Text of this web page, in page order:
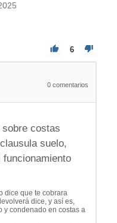
6
0 comentarios
costas
suelo,
dice que te cobrara
dice, y así es,
y condenado en costas a